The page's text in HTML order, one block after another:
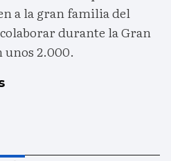
a la gran familia del
durante la Gran
unos 2.000.